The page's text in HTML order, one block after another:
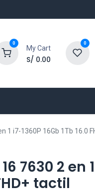
0
My Cart
S/ 0.00
0
1 i7-1360P 16Gb 1Tb 16.0
7630 2 en
tactil